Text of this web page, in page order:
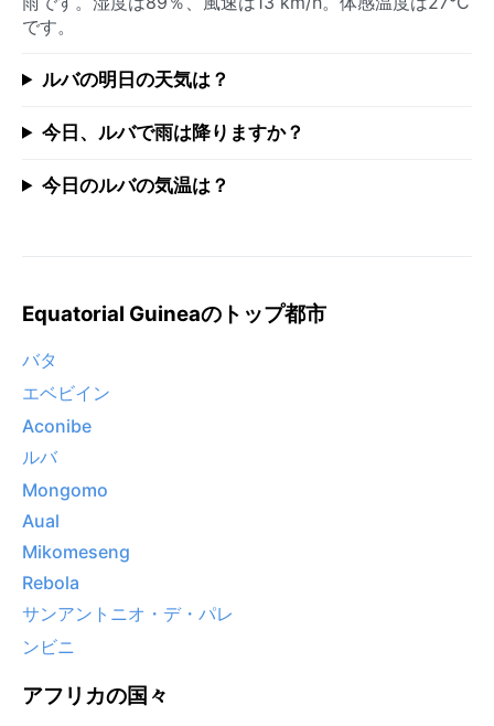
です。
ルバの明日の天気は？
今日、ルバで雨は降りますか？
今日のルバの気温は？
Equatorial Guineaのトップ都市
バタ
エベビイン
Aconibe
ルバ
Mongomo
Aual
Mikomeseng
Rebola
サンアントニオ・デ・パレ
ンビニ
アフリカの国々